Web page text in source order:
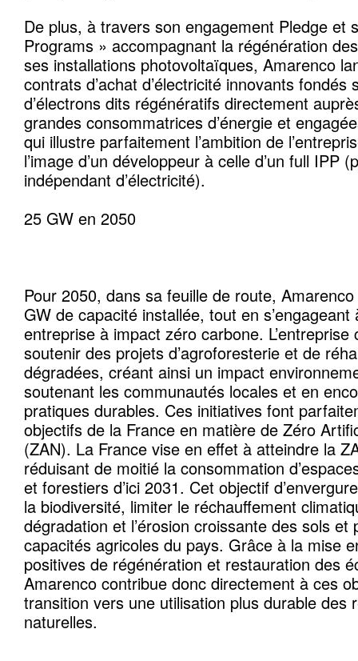
De plus, à travers son engagement Pledge et
Programs » accompagnant la régénération
ses installations photovoltaïques, Amarenco
contrats d’achat d’électricité innovants fondés
d’électrons dits régénératifs directement
grandes consommatrices d’énergie et
qui illustre parfaitement l’ambition de
l’image d’un développeur à celle d’un full IPP
indépendant d’électricité).
25 GW en 2050
Pour 2050, dans sa feuille de route,
GW de capacité installée, tout en s’engageant
entreprise à impact zéro carbone. L’entreprise
soutenir des projets d’agroforesterie et de
dégradées, créant ainsi un impact
soutenant les communautés locales et en
pratiques durables. Ces initiatives font
objectifs de la France en matière de Zéro
(ZAN). La France vise en effet à atteindre la
réduisant de moitié la consommation
et forestiers d’ici 2031. Cet objectif
la biodiversité, limiter le réchauffement
dégradation et l’érosion croissante des sols et
capacités agricoles du pays. Grâce à la mise
positives de régénération et restauration des
Amarenco contribue donc directement à ces
transition vers une utilisation plus durable des
naturelles.